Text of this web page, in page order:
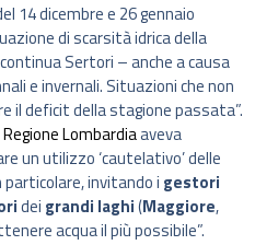
14 dicembre e 26 gennaio
di scarsità idrica della
Sertori – anche a causa
e invernali. Situazioni che non
il deficit della stagione passata”.
Regione Lombardiaaveva
un utilizzo ‘cautelativo’ delle
invitando i gestori
dei grandi laghi(Maggiore,
acqua il più possibile”.